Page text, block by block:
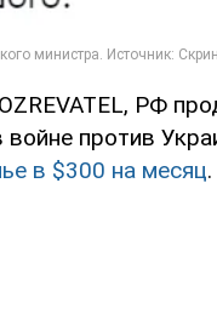
РФ
войне против
в $300 на месяц.